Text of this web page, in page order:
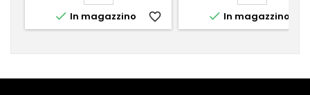
 In magazzino favorite_border  In magazzino